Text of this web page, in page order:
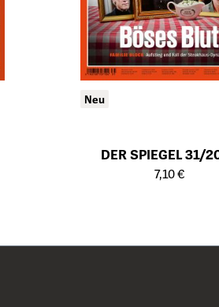
Neu
DER SPIEGEL 31/
Öffnet die Detailseite des
7,10 €